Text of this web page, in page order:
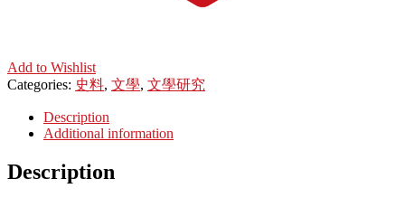
Add to Wishlist
Categories: 史料, 文學, 文學研究
Description
Additional information
Description